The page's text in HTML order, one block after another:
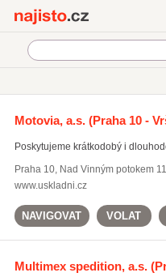
Motovia, a.s.(Praha 10 -
Poskytujeme krátkodobý i
Praha 10, Nad Vinným potokem
www.uskladni.cz
NAVIGOVAT VOLAT
Multimex spedition, a.s.